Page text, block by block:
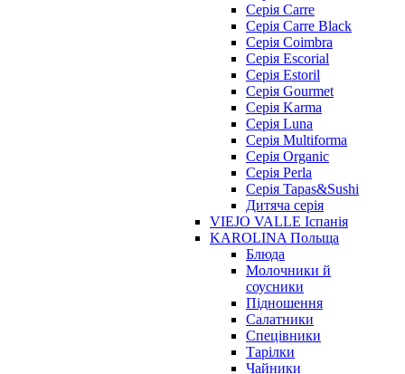
Серія Carre
Серія Carre Black
Серія Coimbra
Серія Escorial
Серія Estoril
Серія Gourmet
Серія Karma
Серія Luna
Серія Multiforma
Серія Organic
Серія Perla
Серія Tapas&Sushi
Дитяча серія
VIEJO VALLE Іспанія
KAROLINA Польща
Блюда
Молочники й
соусники
Підношення
Салатники
Спецівники
Тарілки
Чайники